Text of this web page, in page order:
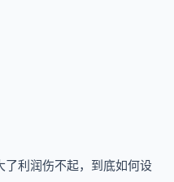
利润伤不起，到底如何设